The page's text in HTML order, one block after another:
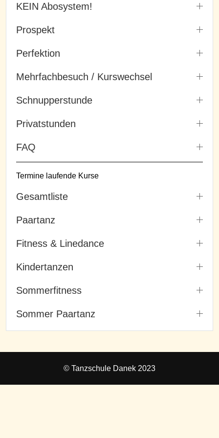
KEIN Abosystem!
Prospekt
Perfektion
Mehrfachbesuch / Kurswechsel
Schnupperstunde
Privatstunden
FAQ
Termine laufende Kurse
Gesamtliste
Paartanz
Fitness & Linedance
Kindertanzen
Sommerfitness
Sommer Paartanz
© Tanzschule Danek 2023